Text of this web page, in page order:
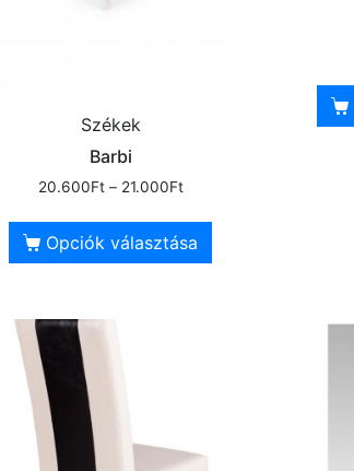
Székek
Barbi
20.600Ft– 21.000Ft
Opciók választása